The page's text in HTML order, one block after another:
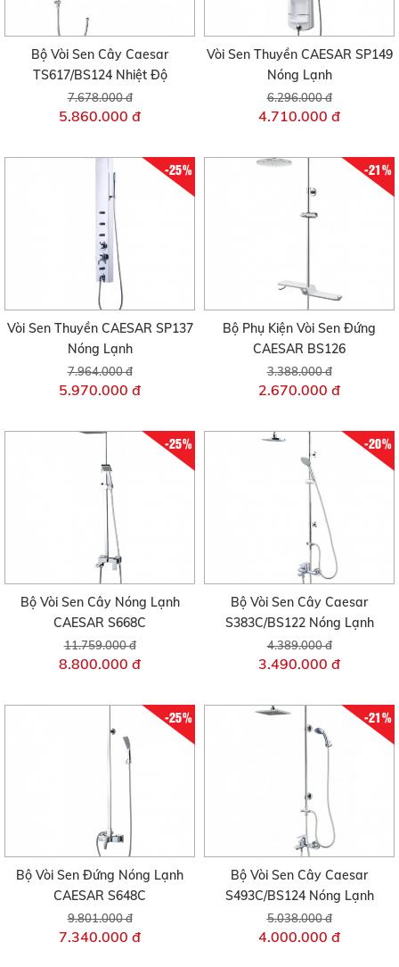
Bộ Vòi Sen Cây Caesar
TS617/BS124 Nhiệt Độ
7.678.000 đ
5.860.000 đ
Vòi Sen Thuyền CAESAR SP149
Nóng Lạnh
6.296.000 đ
4.710.000 đ
-25%
Vòi Sen Thuyền CAESAR SP137
Nóng Lạnh
7.964.000 đ
5.970.000 đ
-21%
Bộ Phụ Kiện Vòi Sen Đứng
CAESAR BS126
3.388.000 đ
2.670.000 đ
-25%
Bộ Vòi Sen Cây Nóng Lạnh
CAESAR S668C
11.759.000 đ
8.800.000 đ
-20%
Bộ Vòi Sen Cây Caesar
S383C/BS122 Nóng Lạnh
4.389.000 đ
3.490.000 đ
-25%
Bộ Vòi Sen Đứng Nóng Lạnh
CAESAR S648C
9.801.000 đ
7.340.000 đ
-21%
Bộ Vòi Sen Cây Caesar
S493C/BS124 Nóng Lạnh
5.038.000 đ
4.000.000 đ